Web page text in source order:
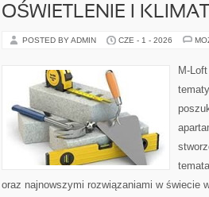
OŚWIETLENIE I
POSTED BY ADMIN CZE - 1 - 2026
M-
oraz najnowszymi rozwiązaniami w świecie